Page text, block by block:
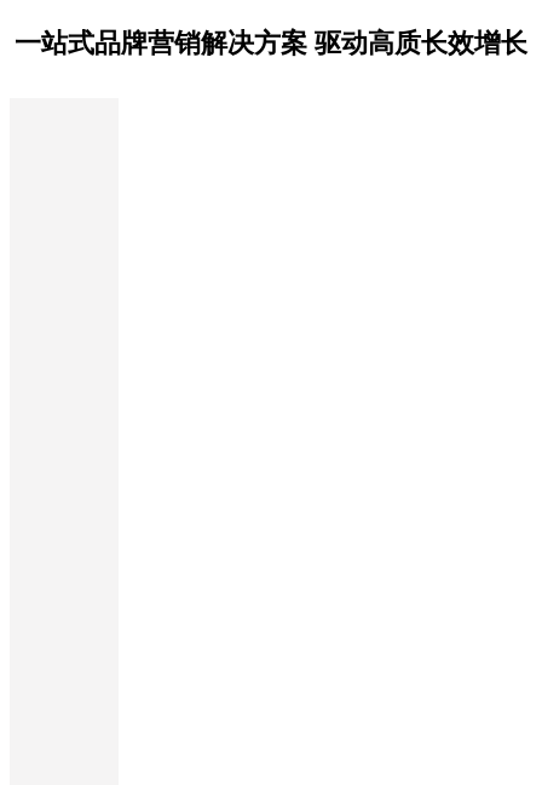
一站式品牌营销解决方案 驱动高质长效增长